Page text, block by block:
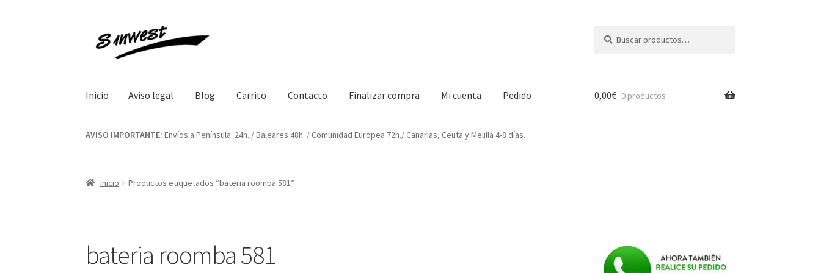
contenido
por:
Inicio Aviso legal Blog Carrito Contacto Finalizar compra Mi cuenta Pedido
Inicio Aviso legalBlogCarritoContacto Finalizar compraMi cuentaPedido
0,00€ 0 productos
AVISO IMPORTANTE: Envíos a Península: 24h. / Baleares 48h. / Comunidad Europea 72h./ Canarias, Ceuta y Melilla 4-8 días.
Inicio Productos etiquetados “bateria roomba 581”
bateria roomba 581